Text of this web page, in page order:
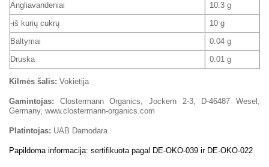
Angliavandeniai
10.3 g
-iš kurių cukrų
10 g
Baltymai
0.04 g
Druska
0.01 g
Kilmės šalis: Vokietija
Gamintojas: Clostermann Organics, Jockern 2-3, D-46487 Wesel,
Germany, www.clostermann-organics.com
Platintojas: UAB Damodara
Papildoma informacija: sertifikuota pagal DE-OKO-039 ir DE-OKO-022